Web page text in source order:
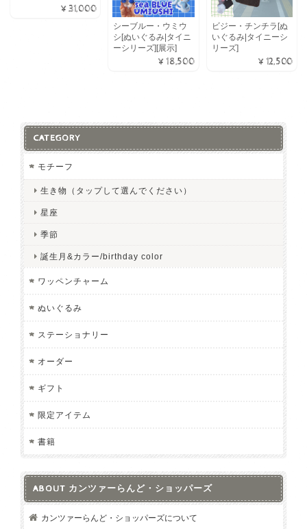
¥31,000
シーブルー・ウミウ
シ[ぬいぐるみ|タイニ
ーシリーズ][展示]
¥18,500
ビジー・チンチラ[ぬ
いぐるみ|タイニーシ
リーズ]
¥12,500
CATEGORY
モチーフ
生き物（タップして選んでください）
星座
季節
誕生月&カラー/birthday color
ワッペンチャーム
ぬいぐるみ
ステーショナリー
オーダー
ギフト
限定アイテム
書籍
ABOUT カンツァーらんど・ショッパーズ
カンツァーらんど・ショッパーズについて